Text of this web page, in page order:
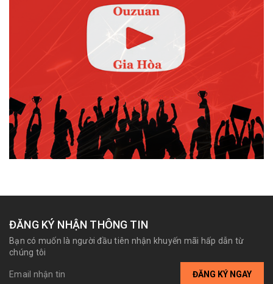
ĐĂNG KÝ NHẬN THÔNG TIN
Bạn có muốn là người đầu tiên nhận khuyến mãi hấp dẫn từ
chúng tôi
ĐĂNG KÝ NGAY